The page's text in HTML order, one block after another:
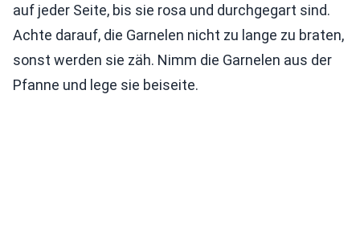
auf jeder Seite, bis sie rosa und durchgegart sind.
Achte darauf, die Garnelen nicht zu lange zu braten,
sonst werden sie zäh. Nimm die Garnelen aus der
Pfanne und lege sie beiseite.